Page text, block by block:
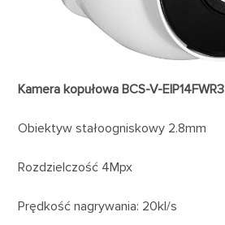
Kamera kopułowa BCS-V-EIP14FWR3
Obiektyw stałoogniskowy 2.8mm
Rozdzielczość 4Mpx
Prędkość nagrywania: 20kl/s